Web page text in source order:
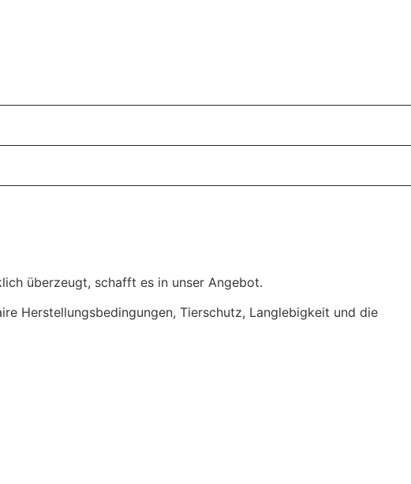
überzeugt, schafft es in unser Angebot.
Herstellungsbedingungen, Tierschutz, Langlebigkeit und die